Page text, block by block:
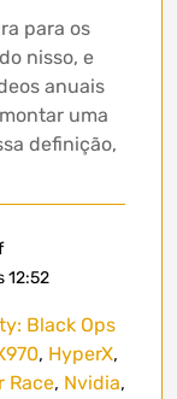
para os
nisso, e
anuais
uma
definição,
12:52
Black Ops
, HyperX,
Race, Nvidia,